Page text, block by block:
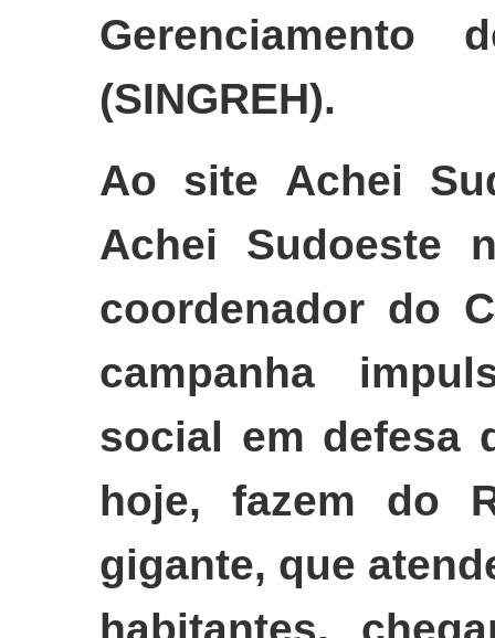
Gerenciamento
(SINGREH).
Ao site Achei
Achei Sudoeste
coordenador do
campanha
social em defesa
hoje, fazem do
gigante, que